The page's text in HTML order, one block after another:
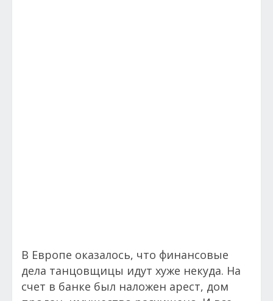
В Европе оказалось, что финансовые
дела танцовщицы идут хуже некуда. На
счет в банке был наложен арест, дом